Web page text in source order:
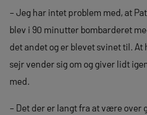
– Jeg har intet problem med, at
blev i 90 minutter bombarderet
det andet og er blevet svinet til. At
sejr vender sig om og giver lidt
med.
– Det der er langt fra at være over